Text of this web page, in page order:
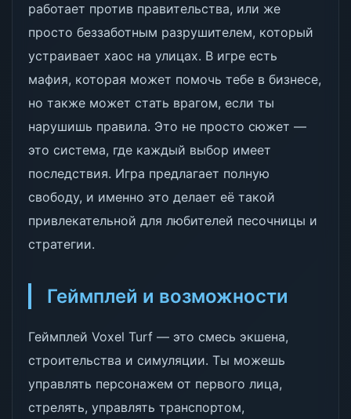
работает против правительства, или же
просто беззаботным разрушителем, который
устраивает хаос на улицах. В игре есть
мафия, которая может помочь тебе в бизнесе,
но также может стать врагом, если ты
нарушишь правила. Это не просто сюжет —
это система, где каждый выбор имеет
последствия. Игра предлагает полную
свободу, и именно это делает её такой
привлекательной для любителей песочницы и
стратегии.
Геймплей и возможности
Геймплей Voxel Turf — это смесь экшена,
строительства и симуляции. Ты можешь
управлять персонажем от первого лица,
стрелять, управлять транспортом,